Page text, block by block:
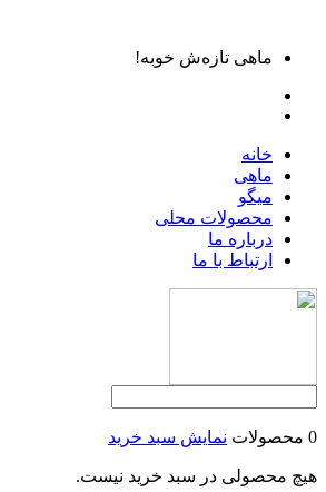
ماهی تازه‌ش خوبه!
خانه
ماهی
میگو
محصولات محلی
درباره ما
ارتباط با ما
0 محصولات نمایش سبد خرید
هیچ محصولی در سبد خرید نیست.